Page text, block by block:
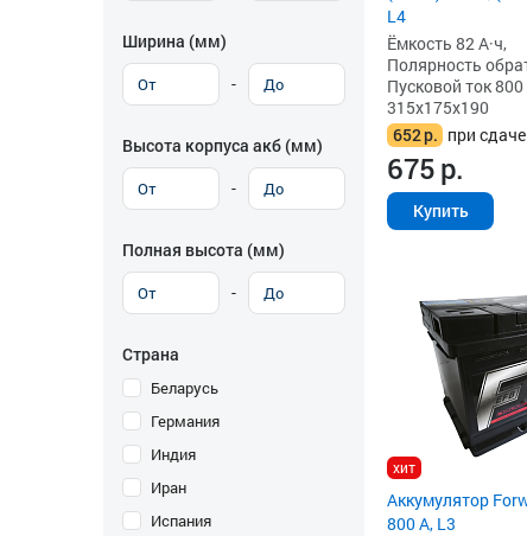
Ширина (мм)
-
Высота корпуса акб (мм)
-
Полная высота (мм)
-
Страна
Беларусь
Германия
Индия
Иран
Испания
L4
Ёмкость 82 А·ч,
Полярность
Пусковой ток
315x175x190
652р. при
675р.
Купить
хит
Аккумулятор
800 А, L3